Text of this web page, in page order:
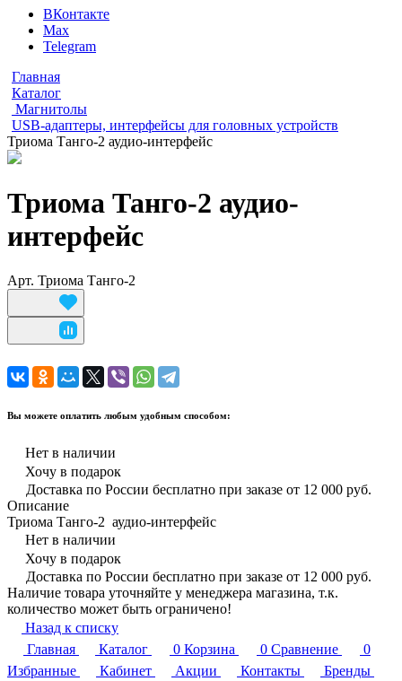
ВКонтакте
Max
Telegram
Главная
Каталог
Магнитолы
USB-адаптеры, интерфейсы для головных устройств
Триома Танго-2 аудио-интерфейс
Триома Танго-2 аудио-
интерфейс
Арт. Триома Танго-2
Вы можете оплатить любым удобным способом:
Нет в наличии
Хочу в подарок
Доставка по России бесплатно при заказе от 12 000 руб.
Описание
Триома Танго-2 аудио-интерфейс
Нет в наличии
Хочу в подарок
Доставка по России бесплатно при заказе от 12 000 руб.
Наличие товара уточняйте у менеджера магазина, т.к.
количество может быть ограничено!
Назад к списку
Главная
Каталог 0 Корзина 0 Сравнение
0
Избранные
Кабинет Акции Контакты
Бренды